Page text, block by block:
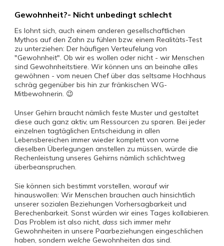
Gewohnheit?- Nicht unbedingt schlecht
Es lohnt sich, auch einem anderen gesellschaftlichen
Mythos auf den Zahn zu fühlen bzw. einem Realitäts-Test
zu unterziehen: Der häufigen Verteufelung von
"Gewohnheit". Ob wir es wollen oder nicht - wir Menschen
sind Gewohnheitstiere. Wir können uns an beinahe alles
gewöhnen - vom neuen Chef über das seltsame Hochhaus
schräg gegenüber bis hin zur fränkischen WG-
Mitbewohnerin. 😉
Unser Gehirn braucht nämlich feste Muster und gestaltet
diese auch ganz aktiv, um Ressourcen zu sparen. Bei jeder
einzelnen tagtäglichen Entscheidung in allen
Lebensbereichen immer wieder komplett von vorne
dieselben Überlegungen anstellen zu müssen, würde die
Rechenleistung unseres Gehirns nämlich schlichtweg
überbeanspruchen.
Sie können sich bestimmt vorstellen, worauf wir
hinauswollen: Wir Menschen brauchen auch hinsichtlich
unserer sozialen Beziehungen Vorhersagbarkeit und
Berechenbarkeit. Sonst würden wir eines Tages kollabieren.
Das Problem ist also nicht, dass sich immer mehr
Gewohnheiten in unsere Paarbeziehungen eingeschlichen
haben, sondern welche Gewohnheiten das sind.